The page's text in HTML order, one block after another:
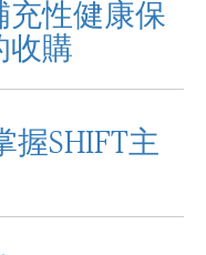
充性健康保
收購
握SHIFT主